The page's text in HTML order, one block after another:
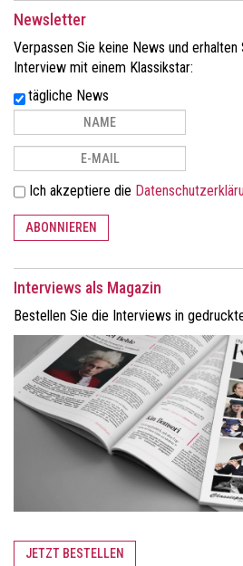
Newsletter
Verpassen Sie keine News und erhalten
Interview mit einem Klassikstar:
tägliche News
Ich akzeptiere die
ABONNIEREN
Interviews als Magazin
Bestellen Sie die Interviews in
JETZT BESTELLEN